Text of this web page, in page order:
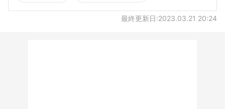
最終更新日:2023.03.21 20:24